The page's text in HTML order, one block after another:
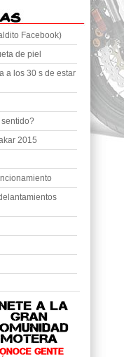
Facebook)
de piel
a los 30 s de estar
sentido?
2015